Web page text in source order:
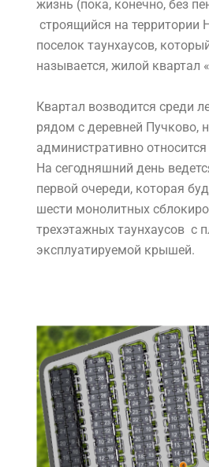
жизнь (пока, конечно, без
строящийся на территории
поселок таунхаусов,
называется, жилой квартал
Квартал возводится среди
рядом с деревней Пучково,
административно
На сегодняшний день
первой очереди, которая
шести монолитных
трехэтажных таунхаусов с
эксплуатируемой крышей.